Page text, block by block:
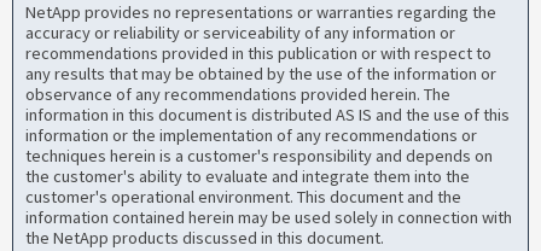
NetApp provides no representations or warranties regarding the
accuracy or reliability or serviceability of any information or
recommendations provided in this publication or with respect to
any results that may be obtained by the use of the information or
observance of any recommendations provided herein. The
information in this document is distributed AS IS and the use of this
information or the implementation of any recommendations or
techniques herein is a customer's responsibility and depends on
the customer's ability to evaluate and integrate them into the
customer's operational environment. This document and the
information contained herein may be used solely in connection with
the NetApp products discussed in this document.